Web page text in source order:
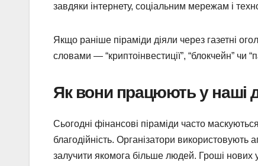
завдяки інтернету, соціальним мережам і
Якщо раніше піраміди діяли через газетні
словами — “криптоінвестиції”, “блокчейн” чи
Як вони працюють у наші
Сьогодні фінансові піраміди часто
благодійність. Організатори використовують
залучити якомога більше людей. Гроші нових